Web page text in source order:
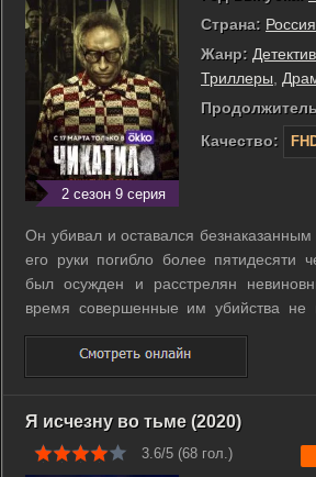
2 сезон 9 серия
Страна: Россия
Жанр:
Триллеры
Качество:
Он убивал и оставался безнаказанным
его руки погибло более пятидесяти
был осужден и расстрелян
время совершенные им убийства не
одно дело. Маньяков такого
существовало в СССР, поэтому
оказались не готовы к борьбе с
Я исчезну во тьме (2020)
3.6/5 (68 гол.)